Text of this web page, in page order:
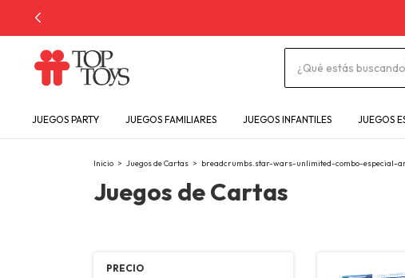
JUEGOS PARTY JUEGOS FAMILIARES JUEGOS INFANTILES JUEGOS
Inicio > Juegos de Cartas > breadcrumbs.star-wars-unlimited-combo-especial-
Juegos de Cartas
PRECIO